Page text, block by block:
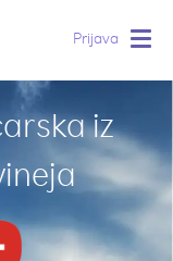
Prijava
iz